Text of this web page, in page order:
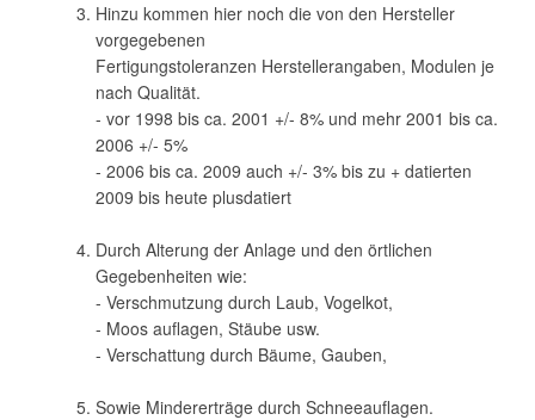
Hinzu kommen hier noch die von den Hersteller
vorgegebenen
Fertigungstoleranzen Herstellerangaben, Modulen je
nach Qualität.
- vor 1998 bis ca. 2001 +/- 8% und mehr 2001 bis ca.
2006 +/- 5%
- 2006 bis ca. 2009 auch +/- 3% bis zu + datierten
2009 bis heute plusdatiert
Durch Alterung der Anlage und den örtlichen
Gegebenheiten wie:
- Verschmutzung durch Laub, Vogelkot,
- Moos auflagen, Stäube usw.
- Verschattung durch Bäume, Gauben,
Sowie Mindererträge durch Schneeauflagen.